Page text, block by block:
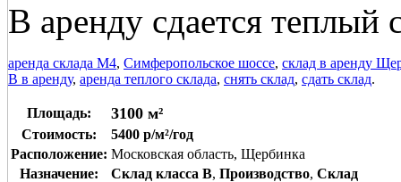
В аренду сдается теплый
аренда склада М4, Симферопольское шоссе, склад в аренду
В в аренду, аренда теплого склада, снять склад, сдать склад.
Площадь: 3100 м²
Стоимость:
5400 р/м²/год
Расположение: Московская область, Щербинка
Назначение:
Склад класса B, Производство, Склад